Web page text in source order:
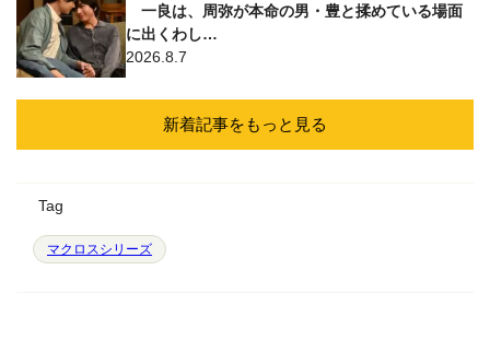
一良は、周弥が本命の男・豊と揉めている場面
に出くわし…
2026.8.7
新着記事をもっと見る
Tag
マクロスシリーズ